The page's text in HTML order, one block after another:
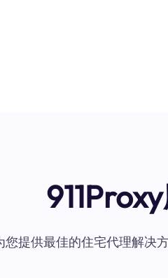
您提供最佳的住宅代理解决